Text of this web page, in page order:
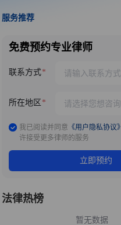
服务推荐
免费预约专业律师
联系方式
所在地区
我已阅读并同意 《用户隐私协议》
许接受更多律师的服务
立即预约
法律热榜
暂无数据